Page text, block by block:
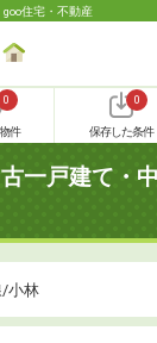
goo住宅・不動産
0
件
0
保存した条件
一戸建て・
/小林